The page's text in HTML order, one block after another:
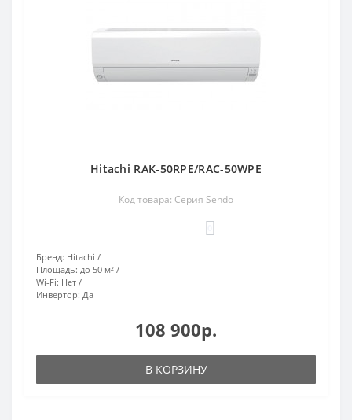
Hitachi RAK-50RPE/RAC-50WPE
Код товара: Серия Sendo
Бренд: Hitachi
Площадь: до 50 м²
Wi-Fi: Нет
Инвертор: Да
108 900р.
В КОРЗИНУ